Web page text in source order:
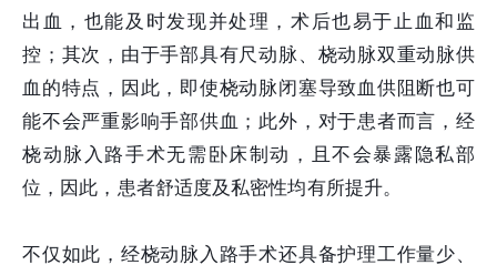
出血，也能及时发现并处理，术后也易于止血和监
控；其次，由于手部具有尺动脉、桡动脉双重动脉供
血的特点，因此，即使桡动脉闭塞导致血供阻断也可
能不会严重影响手部供血；此外，对于患者而言，经
桡动脉入路手术无需卧床制动，且不会暴露隐私部
位，因此，患者舒适度及私密性均有所提升。
不仅如此，经桡动脉入路手术还具备护理工作量少、